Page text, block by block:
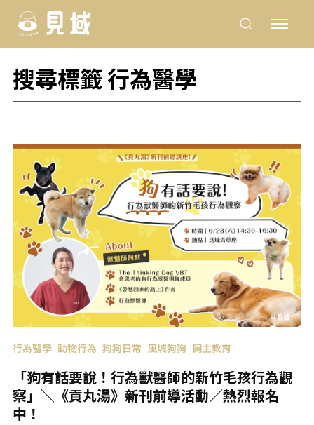
搜尋標籤 行為醫學
行為醫學 動物行為 狗狗日常 風城狗狗 飼主教育
「狗有話要說！行為獸醫師的新竹毛孩行為觀
察」＼《貢丸湯》新刊前導活動／熱烈報名
中！